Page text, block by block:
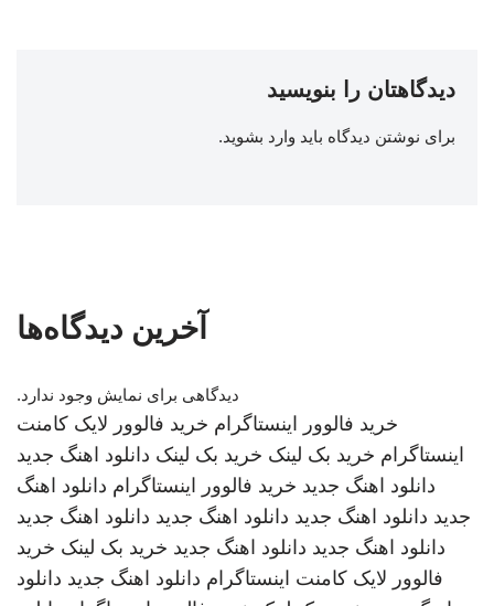
دیدگاهتان را بنویسید
برای نوشتن دیدگاه باید وارد بشوید.
آخرین دیدگاه‌ها
دیدگاهی برای نمایش وجود ندارد.
خرید فالوور اینستاگرام خرید فالوور لایک کامنت
اینستاگرام خرید بک لینک خرید بک لینک دانلود اهنگ جدید
دانلود اهنگ جدید خرید فالوور اینستاگرام دانلود اهنگ
جدید دانلود اهنگ جدید دانلود اهنگ جدید دانلود اهنگ جدید
دانلود اهنگ جدید دانلود اهنگ جدید خرید بک لینک خرید
فالوور لایک کامنت اینستاگرام دانلود اهنگ جدید دانلود